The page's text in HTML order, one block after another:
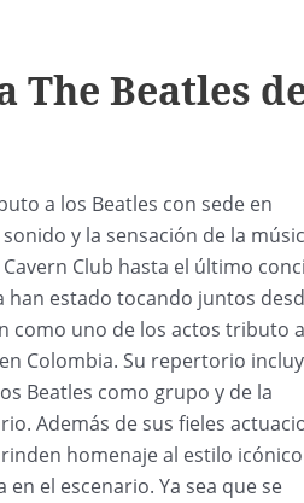
The Beatles
a los Beatles con sede en
y la sensación de la
Club hasta el último
han estado tocando juntos
como uno de los actos tributo
Colombia. Su repertorio
Beatles como grupo y de la
Además de sus fieles
homenaje al estilo
el escenario. Ya sea que se